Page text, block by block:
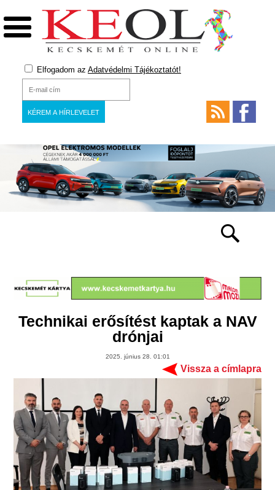
Elfogadom az Adatvédelmi Tájékoztatót!
Technikai erősítést kaptak a NAV
drónjai
2025. június 28. 01:01
Vissza a címlapra